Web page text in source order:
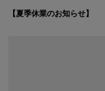
【夏季休業のお知らせ】